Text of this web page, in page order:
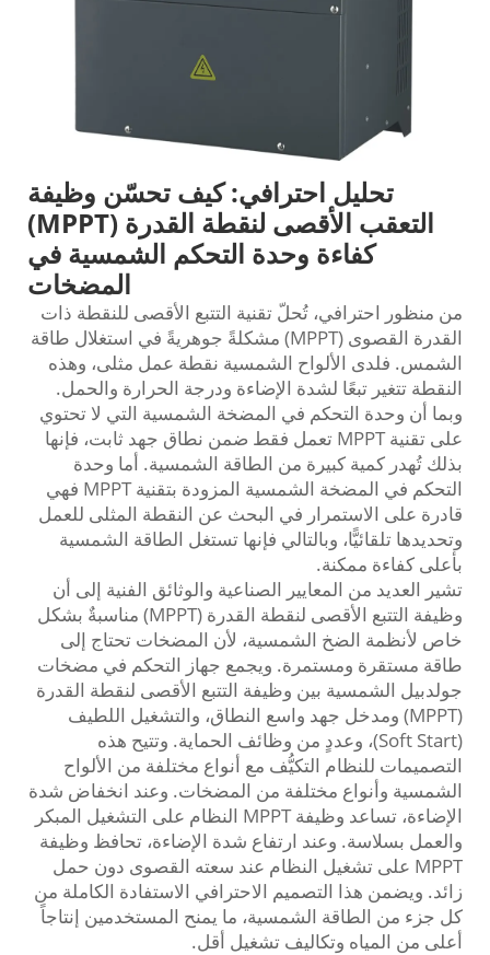
تحليل احترافي: كيف تحسّن وظيفة
التعقب الأقصى لنقطة القدرة (MPPT)
كفاءة وحدة التحكم الشمسية في
المضخات
من منظور احترافي، تُحلّ تقنية التتبع الأقصى للنقطة ذات
القدرة القصوى (MPPT) مشكلةً جوهريةً في استغلال طاقة
الشمس. فلدى الألواح الشمسية نقطة عمل مثلى، وهذه
النقطة تتغير تبعًا لشدة الإضاءة ودرجة الحرارة والحمل.
وبما أن وحدة التحكم في المضخة الشمسية التي لا تحتوي
على تقنية MPPT تعمل فقط ضمن نطاق جهد ثابت، فإنها
بذلك تُهدر كمية كبيرة من الطاقة الشمسية. أما وحدة
التحكم في المضخة الشمسية المزودة بتقنية MPPT فهي
قادرة على الاستمرار في البحث عن النقطة المثلى للعمل
وتحديدها تلقائيًّا، وبالتالي فإنها تستغل الطاقة الشمسية
بأعلى كفاءة ممكنة.
تشير العديد من المعايير الصناعية والوثائق الفنية إلى أن
وظيفة التتبع الأقصى لنقطة القدرة (MPPT) مناسبةٌ بشكل
خاص لأنظمة الضخ الشمسية، لأن المضخات تحتاج إلى
طاقة مستقرة ومستمرة. ويجمع جهاز التحكم في مضخات
جولدبيل الشمسية بين وظيفة التتبع الأقصى لنقطة القدرة
(MPPT) ومدخل جهد واسع النطاق، والتشغيل اللطيف
(Soft Start)، وعددٍ من وظائف الحماية. وتتيح هذه
التصميمات للنظام التكيُّف مع أنواع مختلفة من الألواح
الشمسية وأنواع مختلفة من المضخات. وعند انخفاض شدة
الإضاءة، تساعد وظيفة MPPT النظام على التشغيل المبكر
والعمل بسلاسة. وعند ارتفاع شدة الإضاءة، تحافظ وظيفة
MPPT على تشغيل النظام عند سعته القصوى دون حمل
زائد. ويضمن هذا التصميم الاحترافي الاستفادة الكاملة من
كل جزء من الطاقة الشمسية، ما يمنح المستخدمين إنتاجاً
أعلى من المياه وتكاليف تشغيل أقل.